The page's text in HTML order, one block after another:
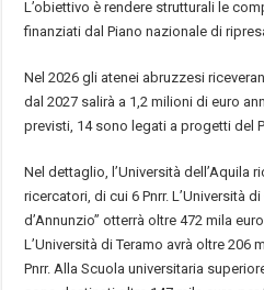
L’obiettivo è rendere strutturali le
finanziati dal Piano nazionale di
Nel 2026 gli atenei abruzzesi
dal 2027 salirà a 1,2 milioni di euro
previsti, 14 sono legati a progetti del
Nel dettaglio, l’Università dell’Aquila
ricercatori, di cui 6 Pnrr. L’Università
d’Annunzio” otterrà oltre 472 mila
L’Università di Teramo avrà oltre 206
Pnrr. Alla Scuola universitaria